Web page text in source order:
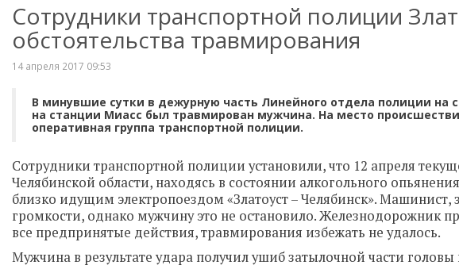
Сотрудники транспортной полиции
обстоятельства травмирования
14 апреля 2017 09:53
В минувшие сутки в дежурную часть Линейного отдела полиции на
на станции Миасс был травмирован мужчина. На место
оперативная группа транспортной полиции.
Сотрудники транспортной полиции установили, что 12 апреля
Челябинской области, находясь в состоянии алкогольного
близко идущим электропоездом «Златоуст – Челябинск». Машинист,
громкости, однако мужчину это не остановило. Железнодорожник
все предпринятые действия, травмирования избежать не удалось.
Мужчина в результате удара получил ушиб затылочной части